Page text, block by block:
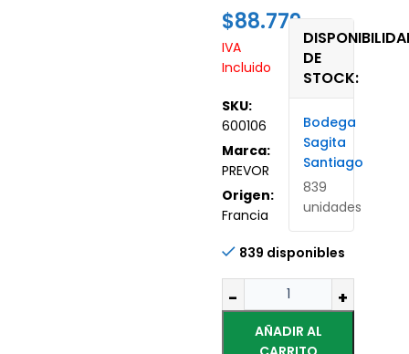
$88.779
IVA
Incluido
SKU:
600106
Marca:
PREVOR
Origen:
Francia
DE
STOCK:
Bodega
Sagita
Santiago
839
unidades
839 disponibles
AÑADIR AL